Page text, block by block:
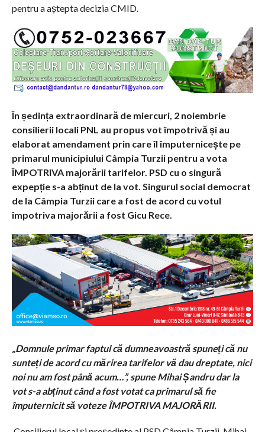
pentru a aștepta decizia CMID.
În ședința extraordinară de miercuri, 2 noiembrie
consilierii locali PNL au propus vot împotrivă și au
elaborat amendament prin care îl împuternicește pe
primarul municipiului Câmpia Turzii pentru a vota
ÎMPOTRIVA majorării tarifelor. PSD cu o singură
expepție s-a abținut de la vot. Singurul social democrat
de la Câmpia Turzii care a fost de acord cu votul
împotriva majorării a fost Gicu Rece.
„Domnule primar faptul că dumneavoastră spuneți că nu
sunteți de acord cu mărirea tarifelor vă dau dreptate, nici
noi nu am fost până acum…”, spune Mihai Șandru dar la
vot s-a abținut când a fost votat ca primarul să fie
împuternicit să voteze ÎMPOTRIVA MAJORĂRII.